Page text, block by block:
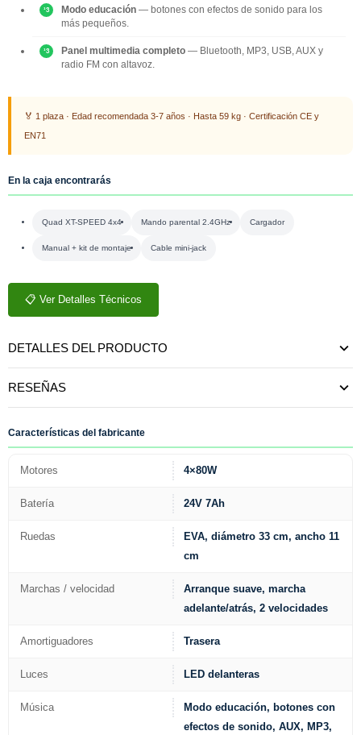
Modo educación — botones con efectos de sonido para los
más pequeños.
Panel multimedia completo — Bluetooth, MP3, USB, AUX y
radio FM con altavoz.
🏅 1 plaza · Edad recomendada 3-7 años · Hasta 59 kg · Certificación CE y
EN71
En la caja encontrarás
Quad XT-SPEED 4x4 Mando parental 2.4GHz Cargador
Manual + kit de montaje Cable mini-jack
📋 Ver Detalles Técnicos
DETALLES DEL PRODUCTO
RESEÑAS
Características del fabricante
Motores 4×80W
Batería 24V 7Ah
Ruedas
EVA, diámetro 33 cm, ancho 11
cm
Marchas / velocidad
Arranque suave, marcha
adelante/atrás, 2 velocidades
Amortiguadores Trasera
Luces LED delanteras
Música
Modo educación, botones con
efectos de sonido, AUX, MP3,